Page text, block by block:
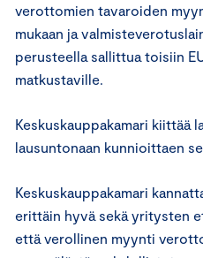
verottomien tavaroiden
mukaan ja
perusteella sallittua toisiin
matkustaville.
Keskuskauppakamari kiittää
lausuntonaan kunnioittaen
Keskuskauppakamari
erittäin hyvä sekä yritysten
että verollinen myynti